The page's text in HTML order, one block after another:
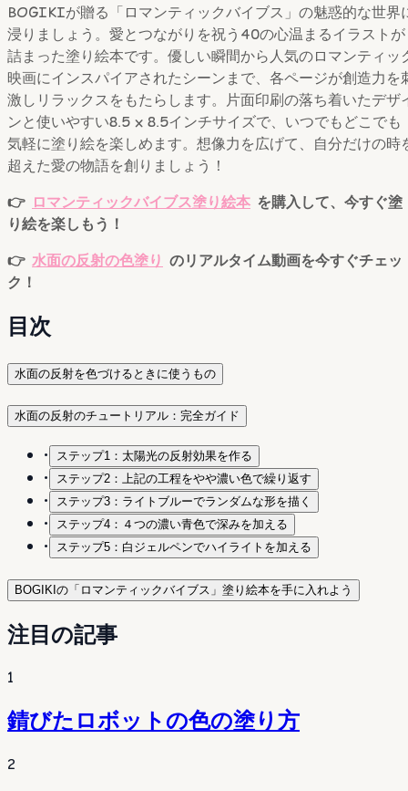
BOGIKIが贈る「ロマンティックバイブス」の魅惑的な世界
浸りましょう。愛とつながりを祝う40の心温まるイラストが
詰まった塗り絵本です。優しい瞬間から人気のロマンティッ
映画にインスパイアされたシーンまで、各ページが創造力を
激しリラックスをもたらします。片面印刷の落ち着いたデザ
ンと使いやすい8.5 x 8.5インチサイズで、いつでもどこでも
気軽に塗り絵を楽しめます。想像力を広げて、自分だけの時
超えた愛の物語を創りましょう！
👉 ロマンティックバイブス塗り絵本 を購入して、今すぐ塗
り絵を楽しもう！
👉 水面の反射の色塗り のリアルタイム動画を今すぐチェッ
ク！
目次
水面の反射を色づけるときに使うもの
水面の反射のチュートリアル：完全ガイド
• ステップ1：太陽光の反射効果を作る
• ステップ2：上記の工程をやや濃い色で繰り返す
• ステップ3：ライトブルーでランダムな形を描く
• ステップ4：４つの濃い青色で深みを加える
• ステップ5：白ジェルペンでハイライトを加える
BOGIKIの「ロマンティックバイブス」塗り絵本を手に入れよう
注目の記事
1
錆びたロボットの色の塗り方
2